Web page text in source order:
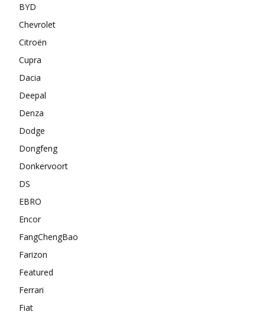
BYD
Chevrolet
Citroën
Cupra
Dacia
Deepal
Denza
Dodge
Dongfeng
Donkervoort
DS
EBRO
Encor
FangChengBao
Farizon
Featured
Ferrari
Fiat